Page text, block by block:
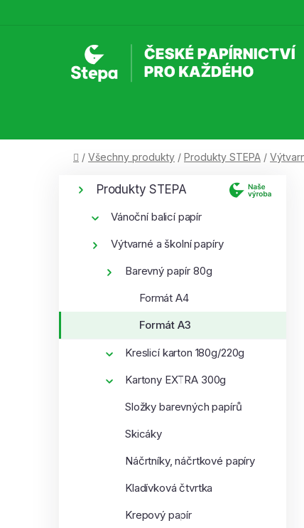
Domů
/ Všechny produkty / Produkty STEPA /
n
Přeskočit
kategorie
Produkty STEPA
Vánoční balicí papír
Výtvarné a školní papíry
Barevný papír 80g
Formát A4
Formát A3
Kreslicí karton 180g/220g
Kartony EXTRA 300g
Složky barevných papírů
Skicáky
Náčrtníky, náčrtkové papíry
Kladívková čtvrtka
Krepový papír